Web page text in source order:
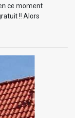
ce moment
!! Alors